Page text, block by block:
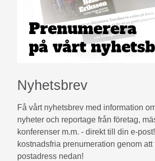
Nyhetsbrev
Få vårt nyhetsbrev med information
nyheter och reportage från företag,
konferenser m.m. - direkt till din e-
kostnadsfria prenumeration genom
postadress nedan!